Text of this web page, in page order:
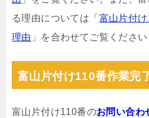
る理由については「 富山片付
理由 」を合わせてご覧ください
富山片付け110番作業完
富山片付け110番のお問い合わ